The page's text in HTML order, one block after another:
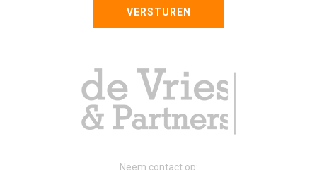
Neem contact op: